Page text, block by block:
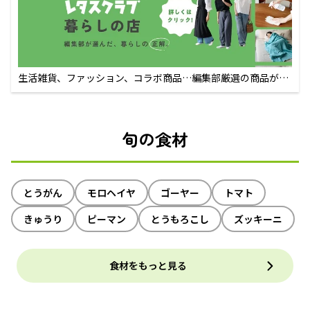
生活雑貨、ファッション、コラボ商品…編集部厳選の商品が買
えるECサイト
旬の食材
とうがん モロヘイヤ ゴーヤー
トマト
きゅうり
ピーマン とうもろこし ズッキーニ
食材をもっと見る